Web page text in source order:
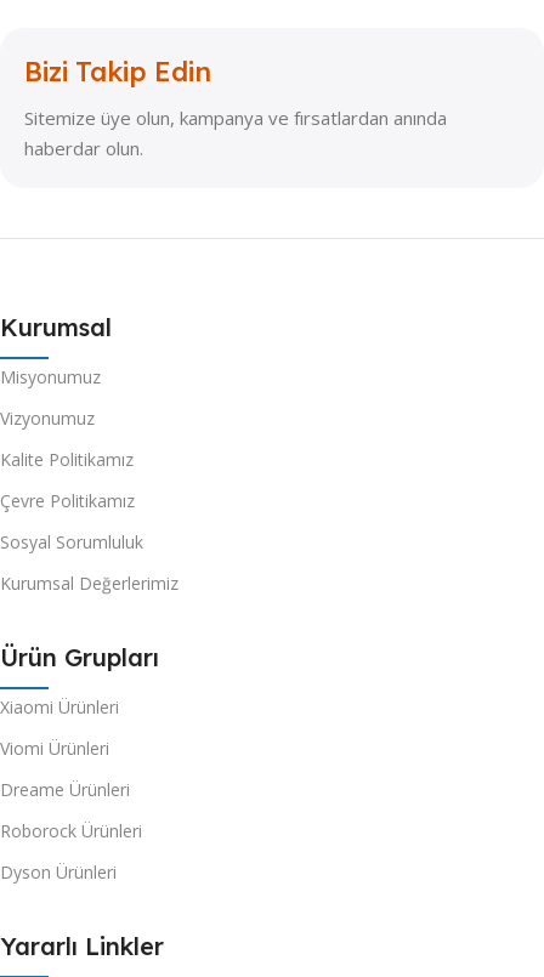
Bizi Takip Edin
Sitemize üye olun, kampanya ve fırsatlardan anında
haberdar olun.
Kurumsal
Misyonumuz
Vizyonumuz
Kalite Politikamız
Çevre Politikamız
Sosyal Sorumluluk
Kurumsal Değerlerimiz
Ürün Grupları
Xiaomi Ürünleri
Viomi Ürünleri
Dreame Ürünleri
Roborock Ürünleri
Dyson Ürünleri
Yararlı Linkler